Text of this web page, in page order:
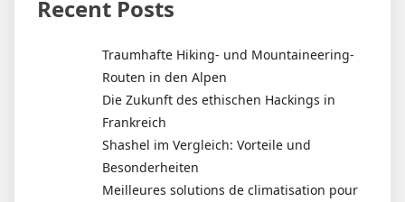
Recent Posts
Traumhafte Hiking- und Mountaineering-
Routen in den Alpen
Die Zukunft des ethischen Hackings in
Frankreich
Shashel im Vergleich: Vorteile und
Besonderheiten
Meilleures solutions de climatisation pour